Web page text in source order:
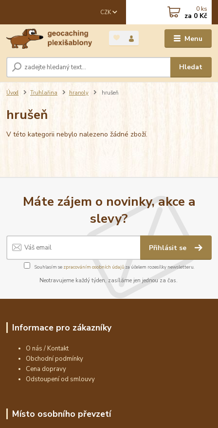
Menu
CZK
Hledat
0 ks
za 0 Kč
Úvod Truhlařina hranoly hrušeň
hrušeň
V této kategorii nebylo nalezeno žádné zboží.
Máte zájem o novinky, akce a
slevy?
Přihlásit se
Souhlasím se zpracováním osobních údajůza účelem rozesílky newsletteru.
Neotravujeme každý týden, zasíláme jen jednou za čas.
Informace pro zákazníky
O nás / Kontakt
Obchodní podmínky
Cena dopravy
Odstoupení od smlouvy
Místo osobního převzetí